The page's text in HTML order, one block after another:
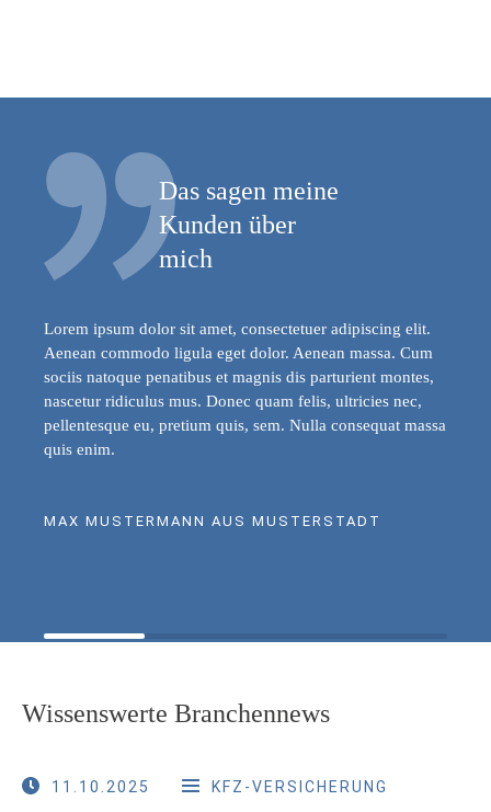
Das sagen meine
Kunden über
mich
Lorem ipsum dolor sit amet, consectetuer adipiscing elit.
Aenean commodo ligula eget dolor. Aenean massa. Cum
sociis natoque penatibus et magnis dis parturient montes,
nascetur ridiculus mus. Donec quam felis, ultricies nec,
pellentesque eu, pretium quis, sem. Nulla consequat massa
quis enim.
MAX MUSTERMANN AUS MUSTERSTADT
Wissenswerte Branchennews
11.10.2025 KFZ-VERSICHERUNG